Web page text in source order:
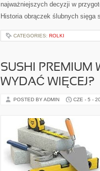
najważniejszych decyzji w
Historia obrączek ślubnych
CATEGORIES: ROLKI
SUSHI PREMIUM
WYDAĆ WIĘCEJ?
POSTED BY ADMIN CZE - 5 -